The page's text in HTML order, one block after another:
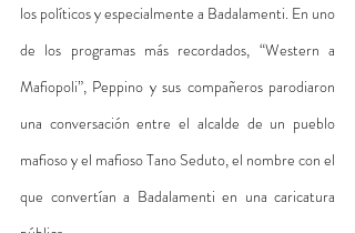
los políticos y especialmente a Badalamenti. En uno
de los programas más recordados, “Western a
Mafiopoli”, Peppino y sus compañeros parodiaron
una conversación entre el alcalde de un pueblo
mafioso y el mafioso Tano Seduto, el nombre con el
que convertían a Badalamenti en una caricatura